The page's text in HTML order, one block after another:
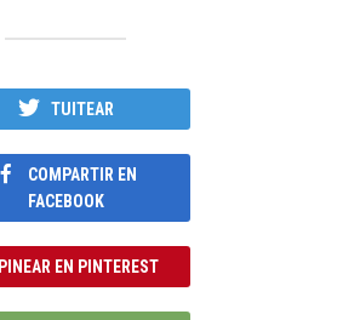
TUITEAR
COMPARTIR EN
FACEBOOK
PINEAR EN PINTEREST